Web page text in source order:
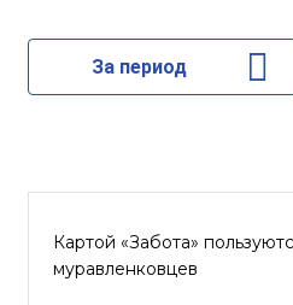
За период
Картой «Забота»
муравленковцев